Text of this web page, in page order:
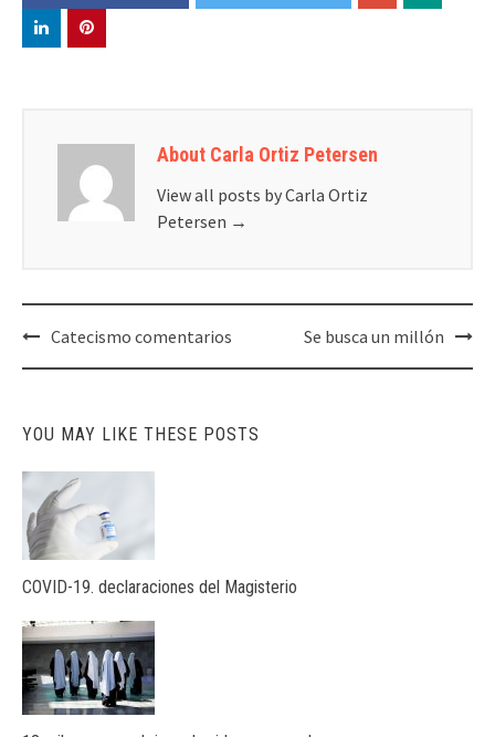
About Carla Ortiz Petersen
View all posts by Carla Ortiz
Petersen →
Post
navigation
Catecismo comentarios Se busca un millón
YOU MAY LIKE THESE POSTS
COVID-19. declaraciones del Magisterio